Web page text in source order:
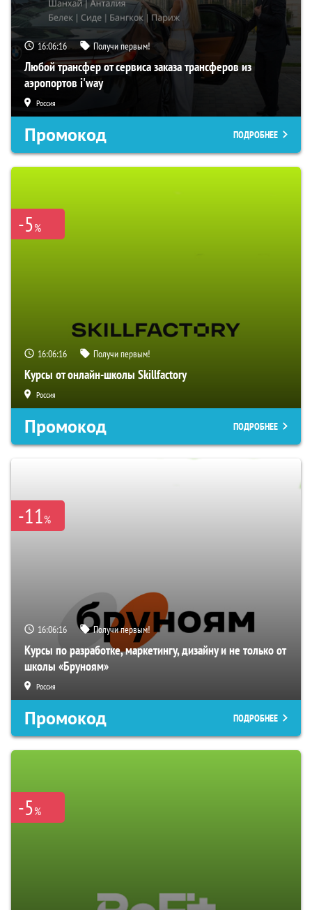
16:06:15 Получи первым!
Любой трансфер от сервиса заказа трансферов из
аэропортов i'way
Россия
Промокод ПОДРОБНЕЕ
-5%
16:06:15 Получи первым!
Курсы от онлайн-школы Skillfactory
Россия
Промокод ПОДРОБНЕЕ
-11%
16:06:15 Получи первым!
Курсы по разработке, маркетингу, дизайну и не только от
школы «Бруноям»
Россия
Промокод ПОДРОБНЕЕ
-5%